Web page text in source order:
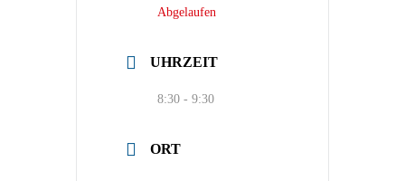
Abgelaufen
UHRZEIT
8:30 - 9:30
ORT